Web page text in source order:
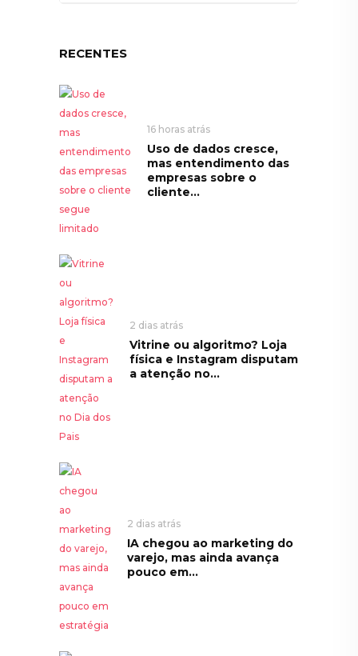
RECENTES
16 horas atrás
Uso de dados cresce,
mas entendimento das
empresas sobre o
cliente...
2 dias atrás
Vitrine ou algoritmo? Loja
física e Instagram disputam
a atenção no...
2 dias atrás
IA chegou ao marketing do
varejo, mas ainda avança
pouco em...